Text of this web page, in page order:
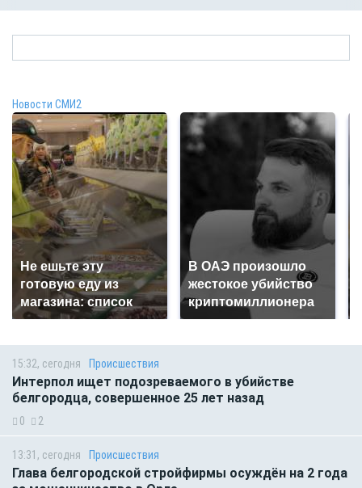
Новости СМИ2
Не ешьте эту
готовую еду из
магазина: список
В ОАЭ произошло
жестокое убийство
криптомиллионера
15:32, сегодня Происшествия
Интерпол ищет подозреваемого в убийстве
белгородца, совершенное 25 лет назад
0 2
13:31, сегодня Происшествия
Глава белгородской стройфирмы осуждён на 2 года